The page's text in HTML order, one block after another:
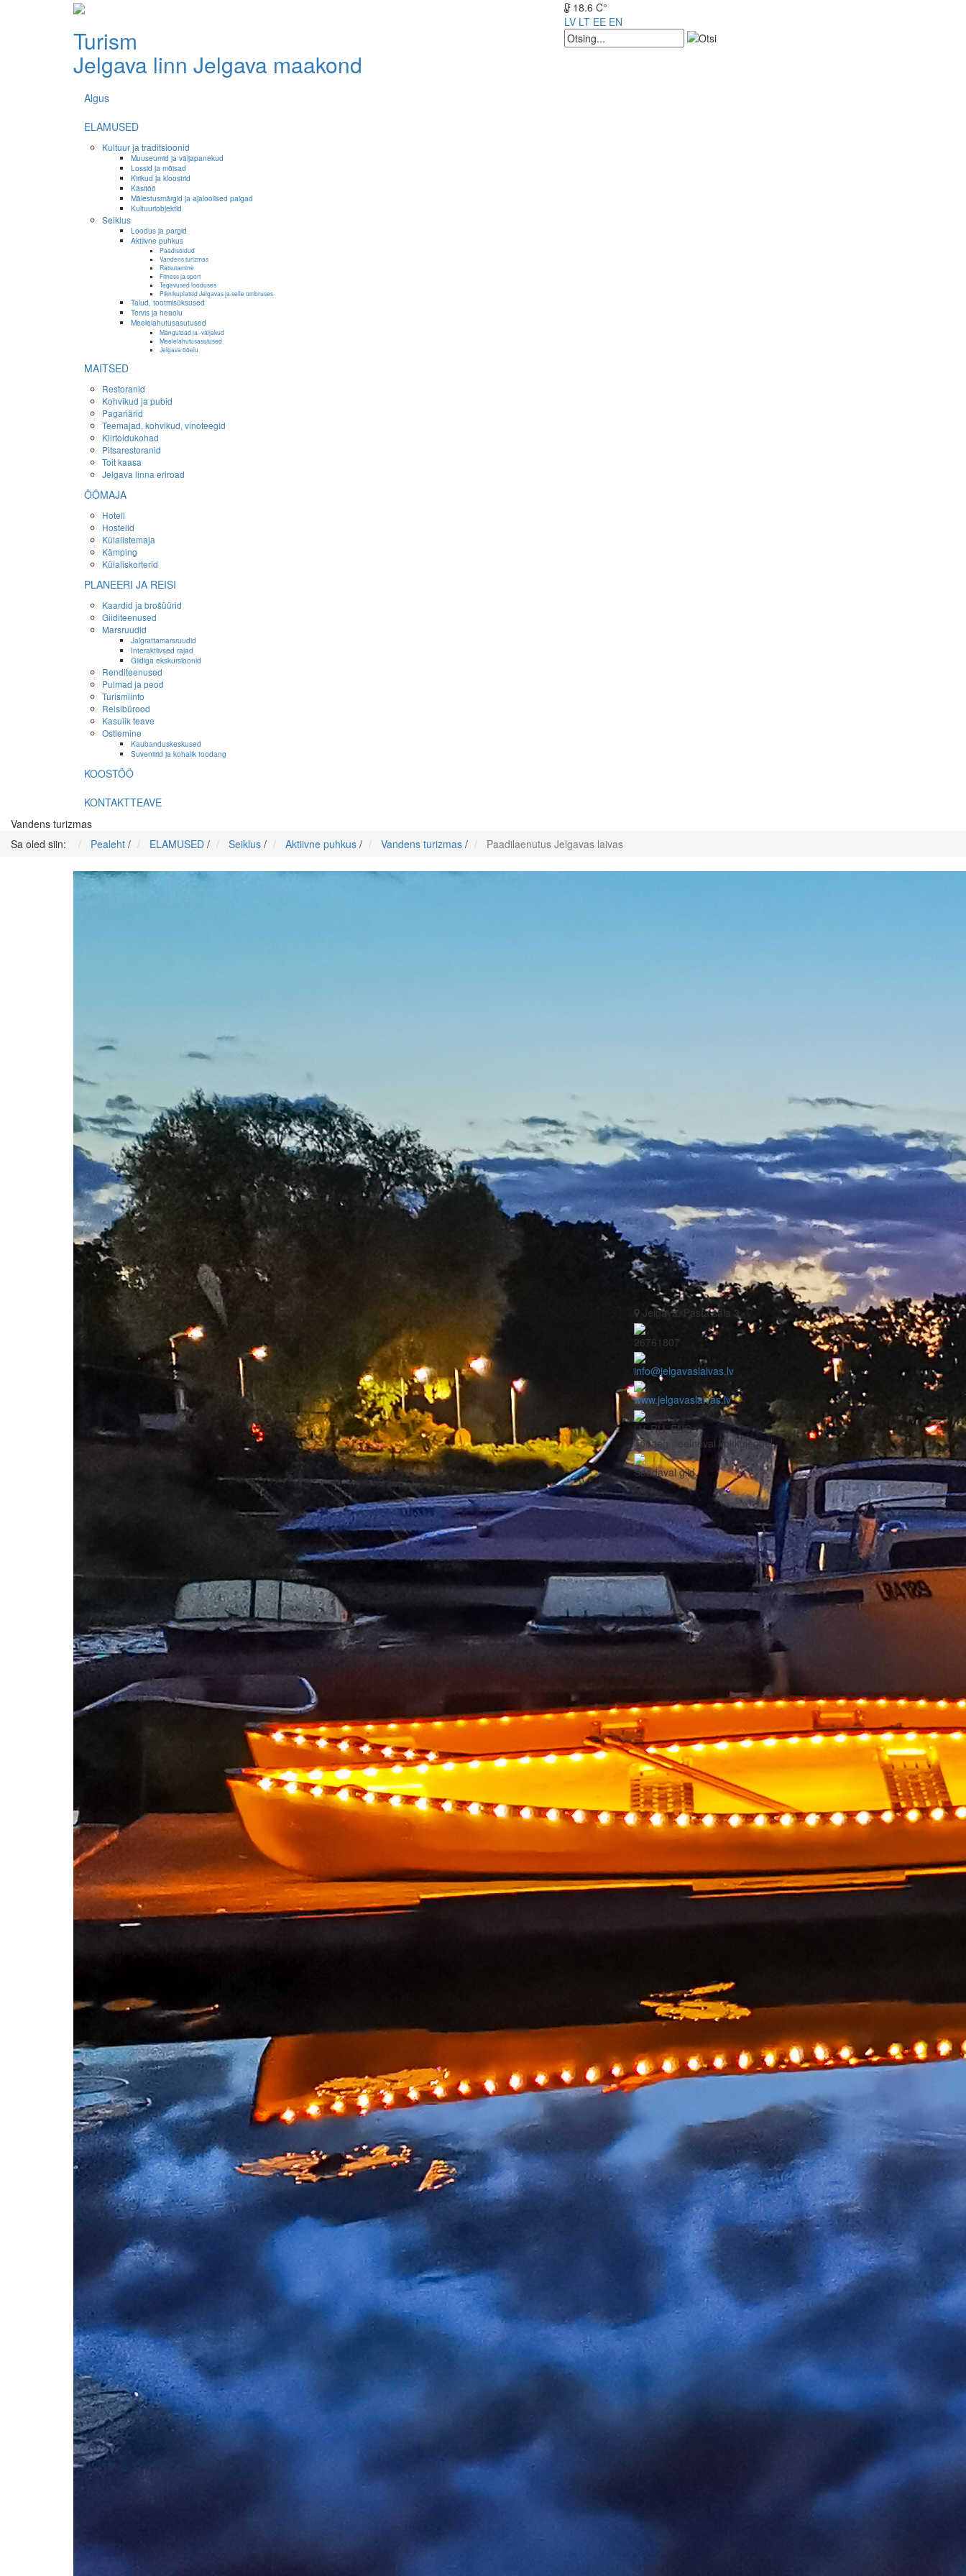
Turism
Jelgava linn Jelgava maakond
18.6 C°
LV LT EE EN
Algus
ELAMUSED
Kultuur ja traditsioonid
Muuseumid ja väljapanekud
Lossid ja mõisad
Kirikud ja kloostrid
Käsitöö
Mälestusmärgid ja ajaloolised paigad
Kultuuriobjektid
Seiklus
Loodus ja pargid
Aktiivne puhkus
Paadisõidud
Vandens turizmas
Ratsutamine
Fitness ja sport
Tegevused looduses
Piknikuplatsid Jelgavas ja selle ümbruses
Talud, tootmisüksused
Tervis ja heaolu
Meelelahutusasutused
Mängutoad ja -väljakud
Meelelahutusasutused
Jelgava ööelu
MAITSED
Restoranid
Kohvikud ja pubid
Pagariärid
Teemajad, kohvikud, vinoteegid
Kiirtoidukohad
Pitsarestoranid
Toit kaasa
Jelgava linna eriroad
ÖÖMAJA
Hotell
Hostelid
Külalistemaja
Kämping
Külaliskorterid
PLANEERI JA REISI
Kaardid ja brošüürid
Giiditeenused
Marsruudid
Jalgrattamarsruudid
Interaktiivsed rajad
Giidiga ekskursioonid
Renditeenused
Pulmad ja peod
Turismiinfo
Reisibürood
Kasulik teave
Ostlemine
Kaubanduskeskused
Suveniirid ja kohalik toodang
KOOSTÖÖ
KONTAKTTEAVE
Vandens turizmas
Sa oled siin:
Pealeht / ELAMUSED / Seiklus / Aktiivne puhkus / Vandens turizmas / Paadilaenutus Jelgavas laivas
Jelgava, Pasta sala 3
26761807
info@jelgavaslaivas.lv
www.jelgavaslaivas.lv
LV, RU, ENG
Tööaeg - eelneval kokkuleppel
Saadaval giid